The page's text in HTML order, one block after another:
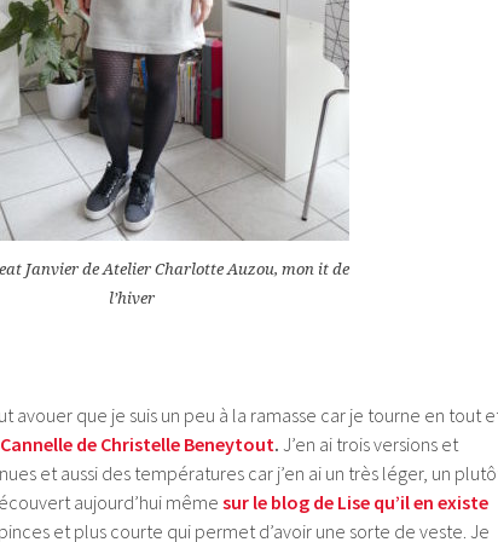
Janvier de Atelier Charlotte Auzou, mon it de
l’hiver
avouer que je suis un peu à la ramasse car je tourne en tout
Cannelle de Christelle Beneytout. J’en ai trois versions et
et aussi des températures car j’en ai un très léger, un
aujourd’hui mêmesur le blog de Lise qu’il en existe
et plus courte qui permet d’avoir une sorte de veste. Je